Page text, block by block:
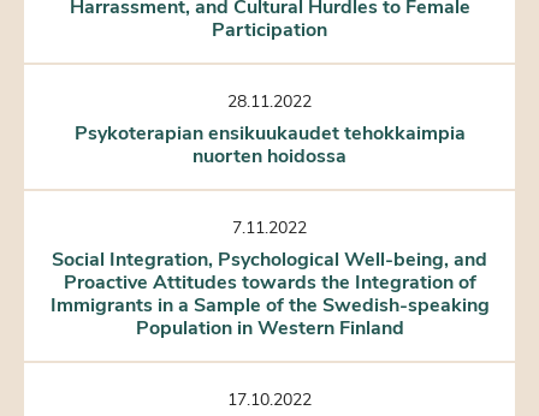
Harrassment, and Cultural Hurdles to Female
Participation
28.11.2022
Psykoterapian ensikuukaudet tehokkaimpia
nuorten hoidossa
7.11.2022
Social Integration, Psychological Well-being, and
Proactive Attitudes towards the Integration of
Immigrants in a Sample of the Swedish-speaking
Population in Western Finland
17.10.2022